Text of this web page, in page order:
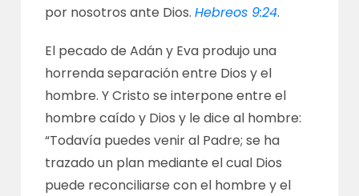
por nosotros ante Dios.Hebreos 9:24.
El pecado de Adán y Eva produjo una
horrenda separación entre Dios y el
hombre. Y Cristo se interpone entre el
hombre caído y Dios y le dice al hombre:
“Todavía puedes venir al Padre; se ha
trazado un plan mediante el cual Dios
puede reconciliarse con el hombre y el